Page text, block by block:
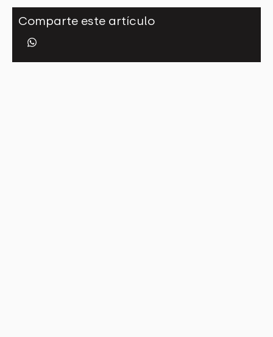
Comparte este artículo